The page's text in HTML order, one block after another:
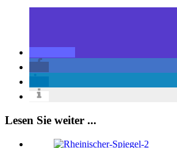
Lesen Sie weiter ...